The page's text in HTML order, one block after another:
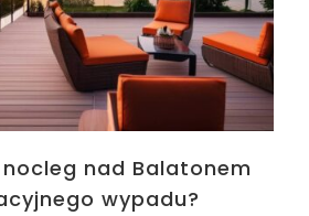
nad Balatonem
wypadu?